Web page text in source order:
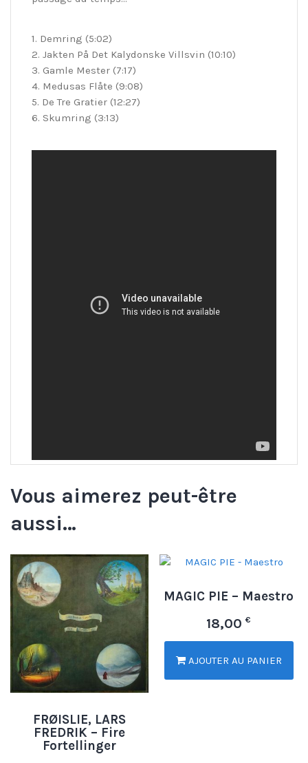
1. Demring (5:02)
2. Jakten På Det Kalydonske Villsvin (10:10)
3. Gamle Mester (7:17)
4. Medusas Flåte (9:08)
5. De Tre Gratier (12:27)
6. Skumring (3:13)
Vous aimerez peut-être
aussi…
FRØISLIE, LARS
FREDRIK – Fire
Fortellinger
MAGIC PIE – Maestro
18,00€
AJOUTER AU PANIER